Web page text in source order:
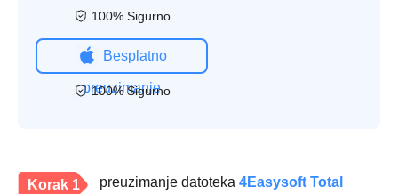
100% Sigurno
Besplatno
preuzimanje
100% Sigurno
Korak 1 preuzimanje datoteka 4Easysoft Total